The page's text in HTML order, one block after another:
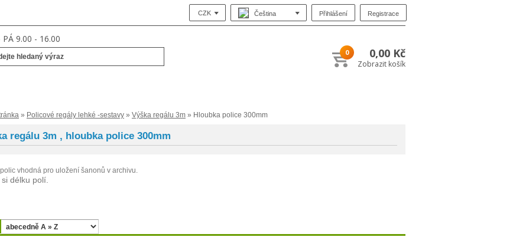
PÁ 9.00 - 16.00
0 0,00 Kč
Zobrazit košík
CZK Čeština Přihlášení Registrace
» Policové regály lehké -sestavy » Výška regálu 3m » Hloubka police 300mm
regálu 3m , hloubka police 300mm
vhodná pro uložení šanonů v archivu.
délku polí.